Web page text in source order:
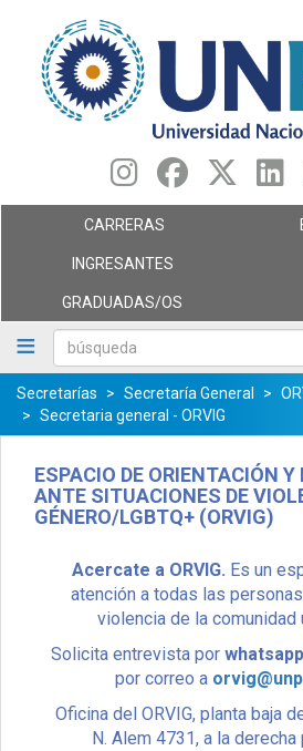
contenido
principal
búsqueda
CARRERAS
INGRESANTES
GRADUADAS/OS
Secretarías Secretaría General
Secretaria general - ORVIG
ESPACIO DE ORIENTACIÓN Y
ANTE SITUACIONES DE
GÉNERO/LGBTQ+ (ORVIG)
Acercate a ORVIG. Es un
atención a todas las
violencia de la comunidad
Solicita entrevista por
por correo a
Oficina del ORVIG, planta baja
N. Alem 4731, a la